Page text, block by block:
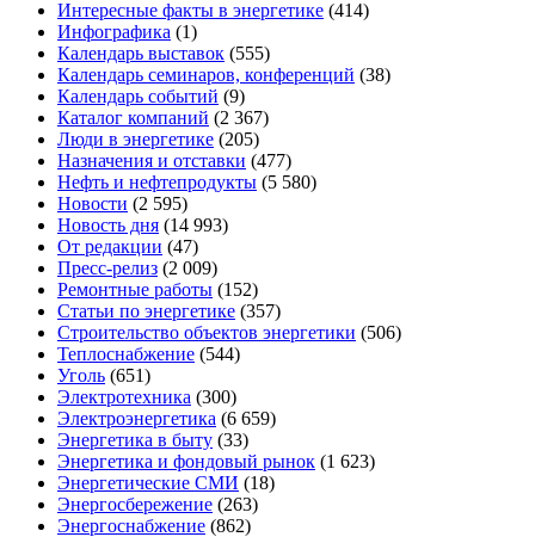
Интересные факты в энергетике (414)
Инфографика (1)
Календарь выставок (555)
Календарь семинаров, конференций (38)
Календарь событий (9)
Каталог компаний (2 367)
Люди в энергетике (205)
Назначения и отставки (477)
Нефть и нефтепродукты (5 580)
Новости (2 595)
Новость дня (14 993)
От редакции (47)
Пресс-релиз (2 009)
Ремонтные работы (152)
Статьи по энергетике (357)
Строительство объектов энергетики (506)
Теплоснабжение (544)
Уголь (651)
Электротехника (300)
Электроэнергетика (6 659)
Энергетика в быту (33)
Энергетика и фондовый рынок (1 623)
Энергетические СМИ (18)
Энергосбережение (263)
Энергоснабжение (862)